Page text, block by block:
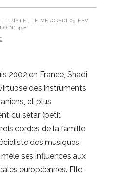
, LE MERCREDI 09 FÉV
N° 458
2002 en France, Shadi
des instruments
et plus
du sêtar (petit
cordes de la famille
des musiques
ses influences aux
européennes. Elle